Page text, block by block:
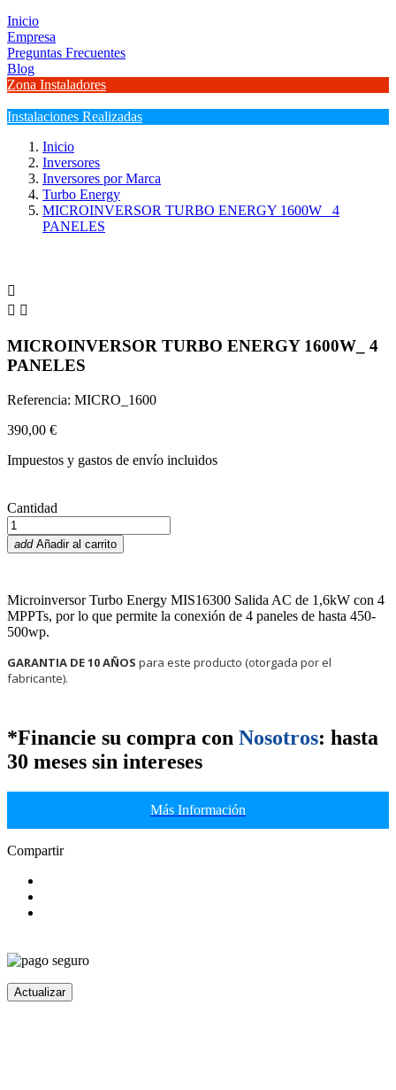
Inicio
Empresa
Preguntas Frecuentes
Blog
Zona Instaladores
Instalaciones Realizadas
Inicio
Inversores
Inversores por Marca
Turbo Energy
MICROINVERSOR TURBO ENERGY 1600W_ 4
PANELES

 
MICROINVERSOR TURBO ENERGY 1600W_ 4
PANELES
Referencia: MICRO_1600
390,00 €
Impuestos y gastos de envío incluidos
Cantidad
add Añadir al carrito
Microinversor Turbo Energy MIS16300 Salida AC de 1,6kW con 4
MPPTs, por lo que permite la conexión de 4 paneles de hasta 450-
500wp.
GARANTIA DE 10 AÑOS para este producto (otorgada por el
fabricante).
*Financie su compra con Nosotros: hasta
30 meses sin intereses
Más Información
Compartir